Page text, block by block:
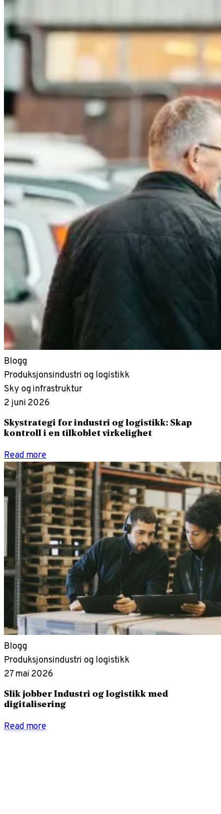
Blogg
Produksjonsindustri og logistikk
Sky og infrastruktur
2 juni 2026
Skystrategi for industri og logistikk: Skap
kontroll i en tilkoblet virkelighet
Read more
Blogg
Produksjonsindustri og logistikk
27 mai 2026
Slik jobber Industri og logistikk med
digitalisering
Read more